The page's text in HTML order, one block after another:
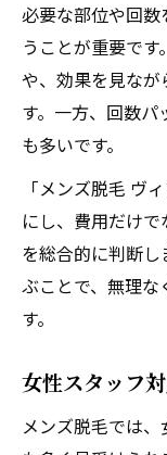
必要な部位や回
うことが重要で
や、効果を見な
す。一方、回数
も多いです。
「メンズ脱毛 ヴ
にし、費用だけ
を総合的に判断
ぶことで、無理な
す。
女性スタッフ
メンズ脱毛では